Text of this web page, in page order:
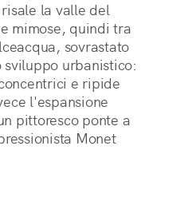
la valle del
mimose, quindi tra
sovrastato
urbanistico:
e ripide
l'espansione
pittoresco ponte a
Monet